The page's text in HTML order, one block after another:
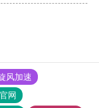
风加速
网